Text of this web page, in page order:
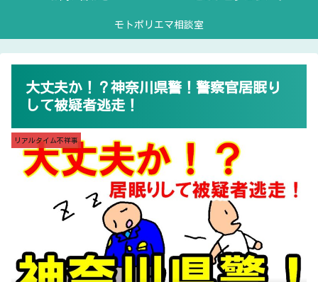
モトポリエマ相談室
大丈夫か！？神奈川県警！警察官居眠り
して被疑者逃走！
リアルタイム不祥事